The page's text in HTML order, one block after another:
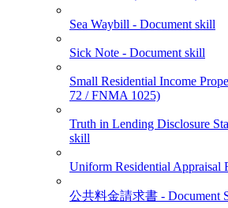
Sea Waybill - Document skill
Sick Note - Document skill
Small Residential Income
72 / FNMA 1025)
Truth in Lending Disclosure
skill
Uniform Residential Appraisal
公共料金請求書 - Document